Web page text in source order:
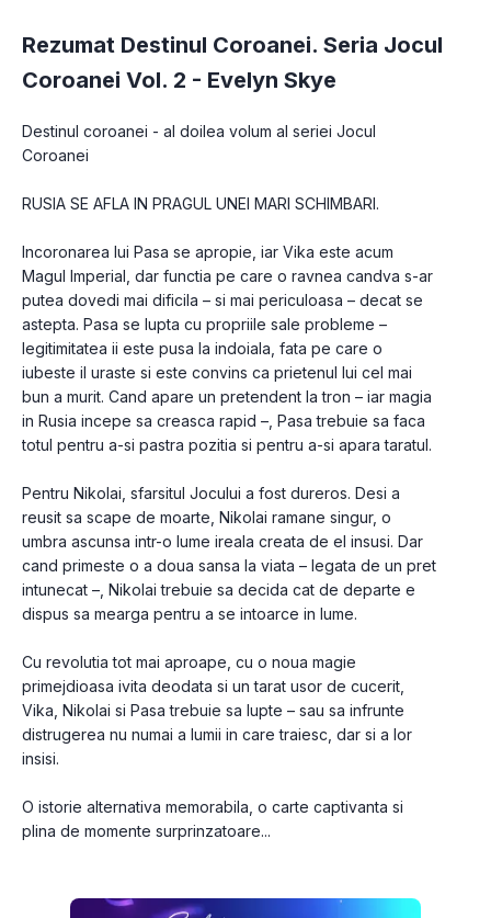
Rezumat Destinul Coroanei. Seria Jocul
Coroanei Vol. 2 - Evelyn Skye
Destinul coroanei - al doilea volum al seriei Jocul
Coroanei
RUSIA SE AFLA IN PRAGUL UNEI MARI SCHIMBARI.
Incoronarea lui Pasa se apropie, iar Vika este acum
Magul Imperial, dar functia pe care o ravnea candva s-ar
putea dovedi mai dificila – si mai periculoasa – decat se
astepta. Pasa se lupta cu propriile sale probleme –
legitimitatea ii este pusa la indoiala, fata pe care o
iubeste il uraste si este convins ca prietenul lui cel mai
bun a murit. Cand apare un pretendent la tron – iar magia
in Rusia incepe sa creasca rapid –, Pasa trebuie sa faca
totul pentru a-si pastra pozitia si pentru a-si apara taratul.
Pentru Nikolai, sfarsitul Jocului a fost dureros. Desi a
reusit sa scape de moarte, Nikolai ramane singur, o
umbra ascunsa intr-o lume ireala creata de el insusi. Dar
cand primeste o a doua sansa la viata – legata de un pret
intunecat –, Nikolai trebuie sa decida cat de departe e
dispus sa mearga pentru a se intoarce in lume.
Cu revolutia tot mai aproape, cu o noua magie
primejdioasa ivita deodata si un tarat usor de cucerit,
Vika, Nikolai si Pasa trebuie sa lupte – sau sa infrunte
distrugerea nu numai a lumii in care traiesc, dar si a lor
insisi.
O istorie alternativa memorabila, o carte captivanta si
plina de momente surprinzatoare...